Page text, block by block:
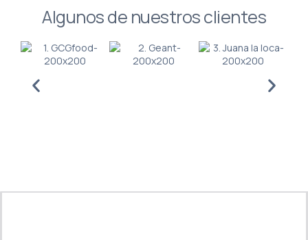
Algunos de nuestros clientes